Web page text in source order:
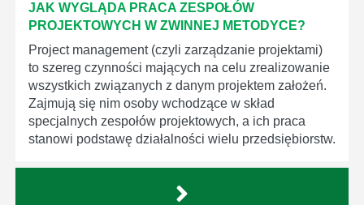
JAK WYGLĄDA PRACA ZESPOŁÓW
PROJEKTOWYCH W ZWINNEJ METODYCE?
Project management (czyli zarządzanie projektami)
to szereg czynności mających na celu zrealizowanie
wszystkich związanych z danym projektem założeń.
Zajmują się nim osoby wchodzące w skład
specjalnych zespołów projektowych, a ich praca
stanowi podstawę działalności wielu przedsiębiorstw.